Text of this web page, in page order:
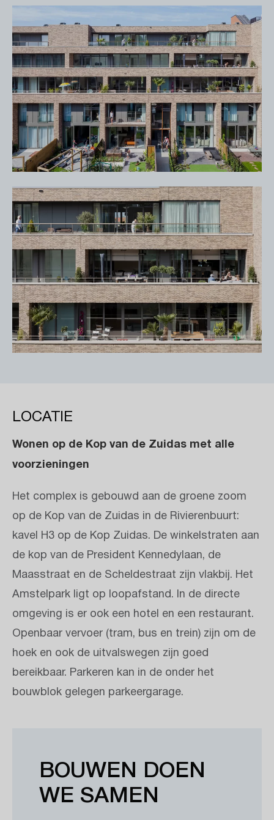
LOCATIE
Wonen op de Kop van de Zuidas met alle
voorzieningen
Het complex is gebouwd aan de groene zoom
op de Kop van de Zuidas in de Rivierenbuurt:
kavel H3 op de Kop Zuidas. De winkelstraten aan
de kop van de President Kennedylaan, de
Maasstraat en de Scheldestraat zijn vlakbij. Het
Amstelpark ligt op loopafstand. In de directe
omgeving is er ook een hotel en een restaurant.
Openbaar vervoer (tram, bus en trein) zijn om de
hoek en ook de uitvalswegen zijn goed
bereikbaar. Parkeren kan in de onder het
bouwblok gelegen parkeergarage.
BOUWEN DOEN
WE SAMEN